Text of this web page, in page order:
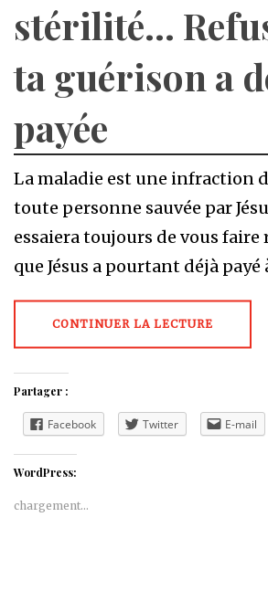
stérilité…
ta guérison a
payée
La maladie est une infraction
toute personne sauvée par
essaiera toujours de vous faire
que Jésus a pourtant déjà payé
CONTINUER LA LECTURE
Partager :
Facebook Twitter E-mail
WordPress:
chargement…